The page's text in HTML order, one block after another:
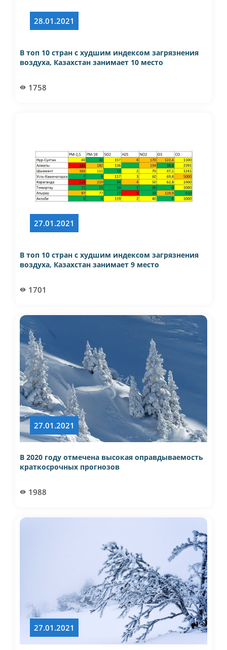
28.01.2021
В топ 10 стран с худшим индексом загрязнения
воздуха, Казахстан занимает 10 место
1758
27.01.2021
В топ 10 стран с худшим индексом загрязнения
воздуха, Казахстан занимает 9 место
1701
27.01.2021
В 2020 году отмечена высокая оправдываемость
краткосрочных прогнозов
1988
27.01.2021